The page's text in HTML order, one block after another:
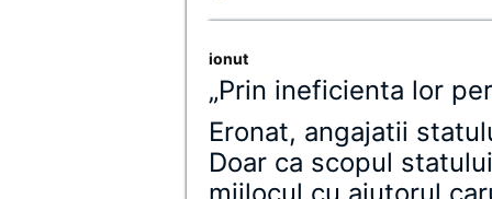
ionut
„Prin ineficienta lor
Eronat, angajatii
Doar ca scopul